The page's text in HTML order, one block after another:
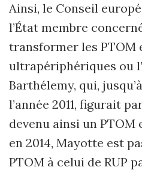
Ainsi, le Conseil
l’État membre
transformer les PTOM
ultrapériphériques ou
Barthélemy, qui,
l’année 2011, figurait
devenu ainsi un PTOM
en 2014, Mayotte est
PTOM à celui de RUP